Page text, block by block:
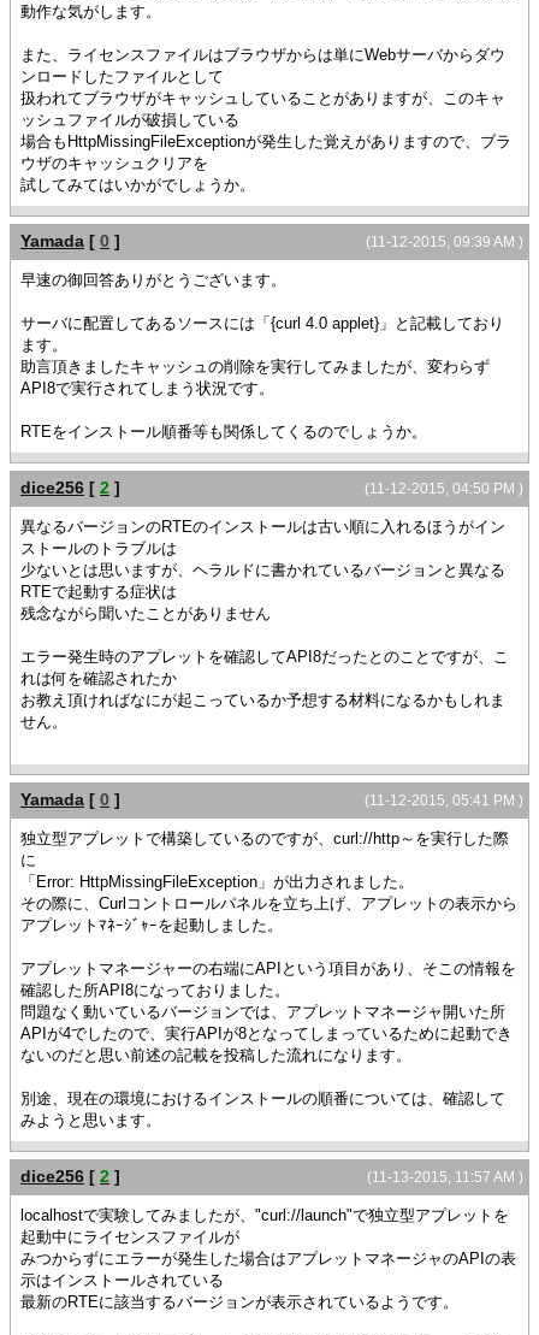
動作な気がします。
また、ライセンスファイルはブラウザからは単にWebサーバからダウ
ンロードしたファイルとして
扱われてブラウザがキャッシュしていることがありますが、このキャ
ッシュファイルが破損している
場合もHttpMissingFileExceptionが発生した覚えがありますので、ブラ
ウザのキャッシュクリアを
試してみてはいかがでしょうか。
(11-12-2015, 09:39 AM )
Yamada [ 0 ]
早速の御回答ありがとうございます。
サーバに配置してあるソースには「{curl 4.0 applet}」と記載しており
ます。
助言頂きましたキャッシュの削除を実行してみましたが、変わらず
API8で実行されてしまう状況です。
RTEをインストール順番等も関係してくるのでしょうか。
(11-12-2015, 04:50 PM )
dice256 [ 2 ]
異なるバージョンのRTEのインストールは古い順に入れるほうがイン
ストールのトラブルは
少ないとは思いますが、ヘラルドに書かれているバージョンと異なる
RTEで起動する症状は
残念ながら聞いたことがありません
エラー発生時のアプレットを確認してAPI8だったとのことですが、こ
れは何を確認されたか
お教え頂ければなにが起こっているか予想する材料になるかもしれま
せん。
(11-12-2015, 05:41 PM )
Yamada [ 0 ]
独立型アプレットで構築しているのですが、curl://http～を実行した際
に
「Error: HttpMissingFileException」が出力されました。
その際に、Curlコントロールパネルを立ち上げ、アプレットの表示から
アプレットﾏﾈｰｼﾞｬｰを起動しました。
アプレットマネージャーの右端にAPIという項目があり、そこの情報を
確認した所API8になっておりました。
問題なく動いているバージョンでは、アプレットマネージャ開いた所
APIが4でしたので、実行APIが8となってしまっているために起動でき
ないのだと思い前述の記載を投稿した流れになります。
別途、現在の環境におけるインストールの順番については、確認して
みようと思います。
(11-13-2015, 11:57 AM )
dice256 [ 2 ]
localhostで実験してみましたが、"curl://launch"で独立型アプレットを
起動中にライセンスファイルが
みつからずにエラーが発生した場合はアプレットマネージャのAPIの表
示はインストールされている
最新のRTEに該当するバージョンが表示されているようです。